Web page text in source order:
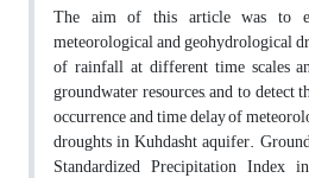
The aim of this article was to
meteorological and geohydrological
of rainfall at different time scales
groundwater resources, and to detect
occurrence and time delay of
droughts in Kuhdasht aquifer.
Standardized Precipitation Index